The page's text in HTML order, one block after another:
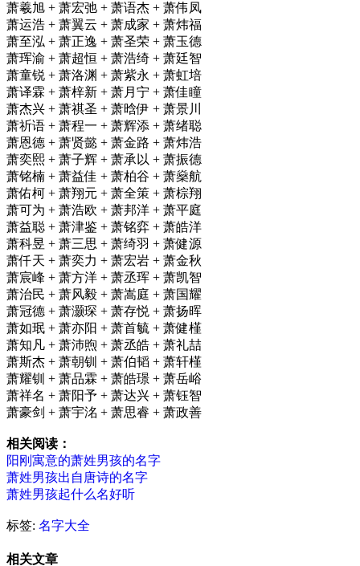
萧羲旭 + 萧宏弛 + 萧语杰 + 萧伟凤
萧运浩 + 萧翼云 + 萧成家 + 萧炜福
萧至泓 + 萧正逸 + 萧圣荣 + 萧玉德
萧珲渝 + 萧超恒 + 萧浩绮 + 萧廷智
萧童锐 + 萧洛渊 + 萧紫永 + 萧虹培
萧译霖 + 萧梓新 + 萧月宁 + 萧佳瞳
萧杰兴 + 萧祺圣 + 萧晗伊 + 萧景川
萧祈语 + 萧程一 + 萧辉添 + 萧绪聪
萧恩德 + 萧贤懿 + 萧金路 + 萧炜浩
萧奕熙 + 萧子辉 + 萧承以 + 萧振德
萧铭楠 + 萧益佳 + 萧柏谷 + 萧燊航
萧佑柯 + 萧翔元 + 萧全策 + 萧棕翔
萧可为 + 萧浩欧 + 萧邦洋 + 萧平庭
萧益聪 + 萧津鉴 + 萧铭弈 + 萧皓洋
萧科昱 + 萧三思 + 萧绮羽 + 萧健源
萧仟天 + 萧奕力 + 萧宏岩 + 萧金秋
萧宸峰 + 萧方洋 + 萧丞珲 + 萧凯智
萧治民 + 萧风毅 + 萧嵩庭 + 萧国耀
萧冠德 + 萧灏琛 + 萧存悦 + 萧扬晖
萧如珉 + 萧亦阳 + 萧首毓 + 萧健槿
萧知凡 + 萧沛煦 + 萧丞皓 + 萧礼喆
萧斯杰 + 萧朝钏 + 萧伯韬 + 萧轩槿
萧耀钏 + 萧品霖 + 萧皓璟 + 萧岳峪
萧祥名 + 萧阳予 + 萧达兴 + 萧钰智
萧豪剑 + 萧宇洺 + 萧思睿 + 萧政善
相关阅读：
阳刚寓意的萧姓男孩的名字
萧姓男孩出自唐诗的名字
萧姓男孩起什么名好听
标签: 名字大全
相关文章